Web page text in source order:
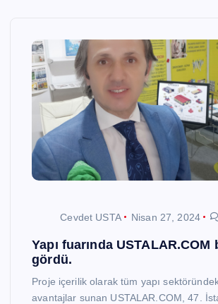
Cevdet USTA Nisan 27, 2024
Yapı fuarında
gördü.
Proje içerilik olarak tüm yapı
avantajlar sunan USTALAR.COM, 47.